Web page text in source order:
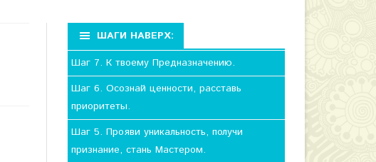
ШАГИ НАВЕРХ:
Шаг 7. К твоему Предназначению.
Шаг 6. Осознай ценности, расставь
приоритеты.
Шаг 5. Прояви уникальность, получи
признание, стань Мастером.